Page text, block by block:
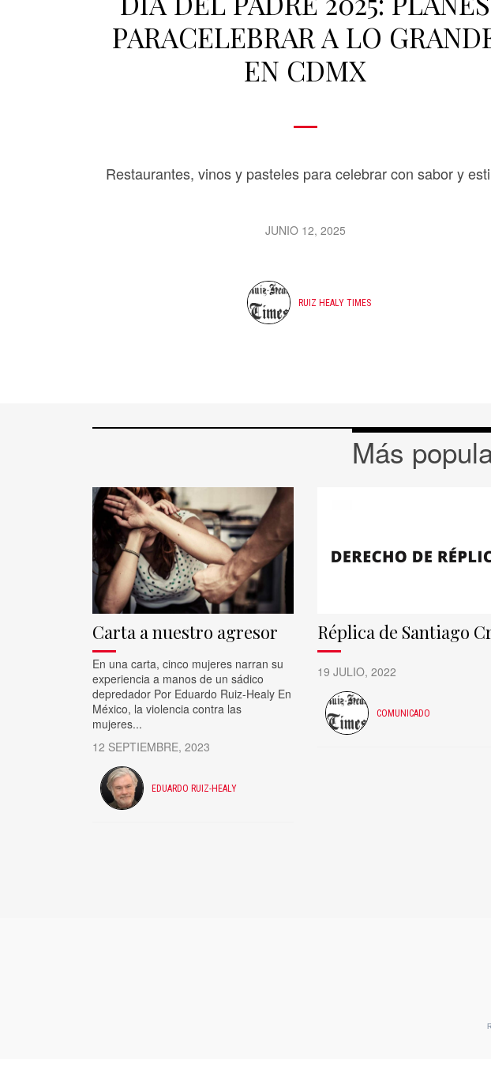
PARACELEBRAR A LO
EN CDMX
Restaurantes, vinos y pasteles para celebrar con sabor y
JUNIO 12, 2025
RUIZ HEALY TIMES
Más
Carta a nuestro agresor
En una carta, cinco mujeres narran su
experiencia a manos de un sádico
depredador Por Eduardo Ruiz-Healy En
México, la violencia contra las
mujeres...
12 SEPTIEMBRE, 2023
EDUARDO RUIZ-HEALY
Réplica de Santiago
19 JULIO, 2022
COMUNICADO